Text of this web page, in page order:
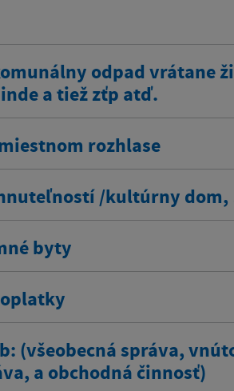
odpad vrátane
a tiež zťp atď.
rozhlase
/kultúrny
byty
(všeobecná správa,
a obchodná činnosť)